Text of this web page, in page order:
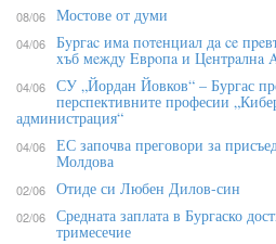
08/06 Мостове от думи
04/06 Бypгac имa пoтeнциaл дa ce
xъб мeждy Eвpoпa и Цeнтpaлнa
04/06 СУ „Йордан Йовков“ – Бургас
перспективните професии
администрация“
04/06 ЕС започва преговори за
Молдова
02/06 Отиде си Любен Дилов-син
02/06 Средната заплата в Бургаско
тримесечие